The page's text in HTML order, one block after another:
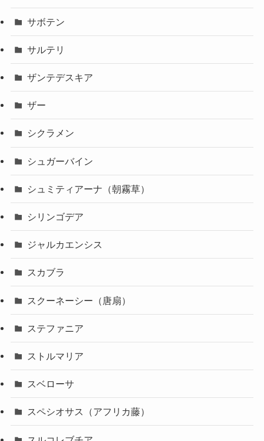
サボテン
サルテリ
ザンテデスキア
ザー
シクラメン
シュガーバイン
シュミティアーナ（朝霧草）
シリンゴデア
ジャルカエンシス
スカブラ
スクーネーシー（唐扇）
ステファニア
ストルマリア
スベローサ
スペシオサス（アフリカ藤）